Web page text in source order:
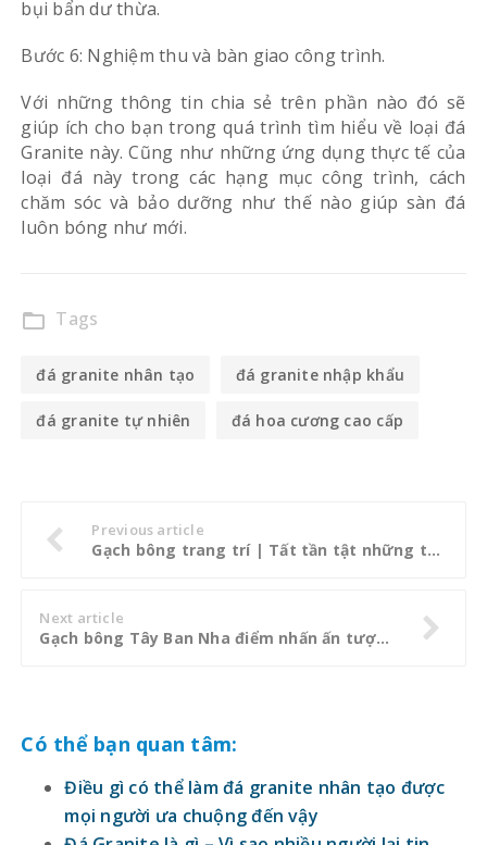
bụi bẩn dư thừa.
Bước 6: Nghiệm thu và bàn giao công trình.
Với những thông tin chia sẻ trên phần nào đó sẽ
giúp ích cho bạn trong quá trình tìm hiểu về loại đá
Granite này. Cũng như những ứng dụng thực tế của
loại đá này trong các hạng mục công trình, cách
chăm sóc và bảo dưỡng như thế nào giúp sàn đá
luôn bóng như mới.
folder_open Tags
đá granite nhân tạo đá granite nhập khẩu
đá granite tự nhiên đá hoa cương cao cấp
Previous article
Gạch bông trang trí | Tất tần tật những thông tin bạn cần biết
Next article
Gạch bông Tây Ban Nha điểm nhấn ấn tượng trong thiết kế không gian bếp
Có thể bạn quan tâm:
Điều gì có thể làm đá granite nhân tạo được
mọi người ưa chuộng đến vậy